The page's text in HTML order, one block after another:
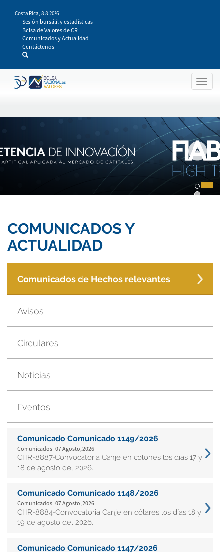
contenido
principal
Costa Rica, 8-8-2026
Sesión bursátil y estadísticas
Bolsa de Valores de CR
Comunicados y Actualidad
Contáctenos
COMUNICADOS Y
ACTUALIDAD
Comunicados de Hechos relevantes
Avisos
Circulares
Noticias
Eventos
Comunicado Comunicado 1149/2026
Comunicados | 07 Agosto, 2026
CHR-8887-Convocatoria Canje en colones los días 17 y
18 de agosto del 2026.
Comunicado Comunicado 1148/2026
Comunicados | 07 Agosto, 2026
CHR-8884-Convocatoria Canje en dólares los días 18 y
19 de agosto del 2026.
Comunicado Comunicado 1147/2026